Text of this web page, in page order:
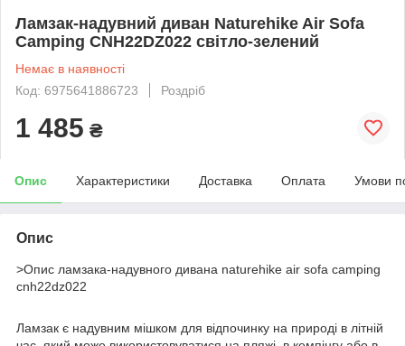
Ламзак-надувний диван Naturehike Air Sofa
Camping CNH22DZ022 світло-зелений
Немає в наявності
Код: 6975641886723
Роздріб
1 485 ₴
Опис Характеристики Доставка Оплата Умови
Опис
>Опис ламзака-надувного дивана naturehike air sofa camping
cnh22dz022
Ламзак є надувним мішком для відпочинку на природі в літній